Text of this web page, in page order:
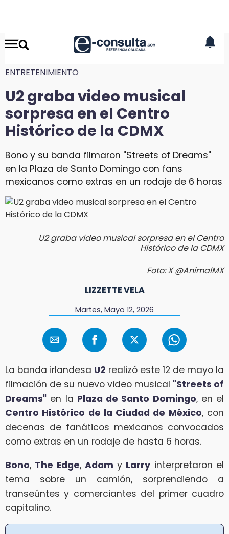
ENTRETENIMIENTO
U2 graba video musical
sorpresa en el Centro
Histórico de la CDMX
Bono y su banda filmaron "Streets of Dreams"
en la Plaza de Santo Domingo con fans
mexicanos como extras en un rodaje de 6 horas
U2 graba video musical sorpresa en el Centro
Histórico de la CDMX
Foto: X @AnimalMX
LIZZETTE VELA
Martes, Mayo 12, 2026
La banda irlandesa U2 realizó este 12 de mayo la
filmación de su nuevo video musical "Streets of
Dreams" en la Plaza de Santo Domingo, en el
Centro Histórico de la Ciudad de México, con
decenas de fanáticos mexicanos convocados
como extras en un rodaje de hasta 6 horas.
Bono, The Edge, Adam y Larry interpretaron el
tema sobre un camión, sorprendiendo a
transeúntes y comerciantes del primer cuadro
capitalino.